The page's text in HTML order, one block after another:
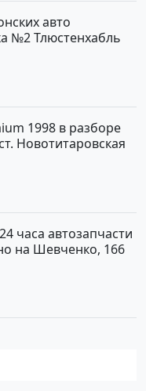
авто
№2 Тлюстенхабль
1998 в разборе
Новотитаровская
часа автозапчасти
на Шевченко, 166